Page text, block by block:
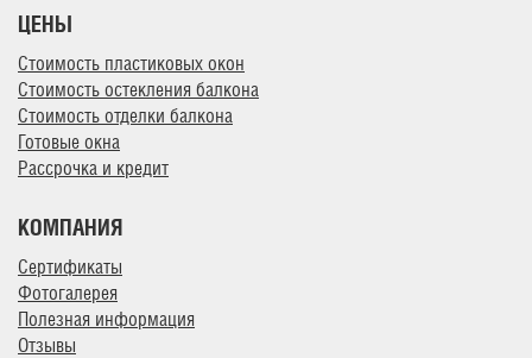
ЦЕНЫ
Стоимость пластиковых окон
Стоимость остекления балкона
Стоимость отделки балкона
Готовые окна
Рассрочка и кредит
КОМПАНИЯ
Сертификаты
Фотогалерея
Полезная информация
Отзывы